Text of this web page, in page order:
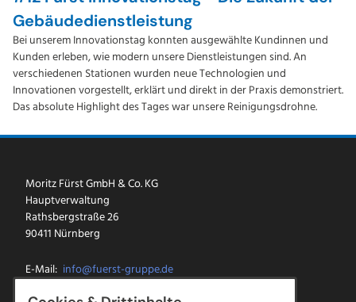
Gebäudedienstleistung
Bei unserem Innovationstag konnten ausgewählte Kundinnen und
Kunden erleben, wie modern unsere Dienstleistungen sind. An
verschiedenen Stationen wurden neue Technologien und
Innovationen vorgestellt, erklärt und direkt in der Praxis demonstriert.
Das absolute Highlight des Tages war unsereReinigungsdrohne.
Moritz Fürst GmbH & Co. KG
Hauptverwaltung
Rathsbergstraße 26
90411 Nürnberg
E-Mail: info@fuerst-gruppe.de